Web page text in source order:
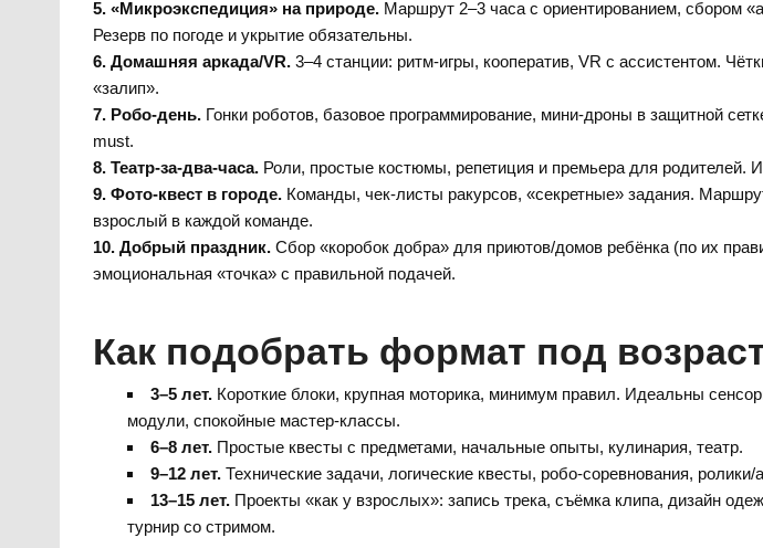
5. «Микроэкспедиция» на природе. Маршрут 2–3 часа с ориентированием, сбором
Резерв по погоде и укрытие обязательны.
6. Домашняя аркада/VR. 3–4 станции: ритм-игры, кооператив, VR с ассистентом.
«залип».
7. Робо-день. Гонки роботов, базовое программирование, мини-дроны в защитной
must.
8. Театр-за-два-часа. Роли, простые костюмы, репетиция и премьера для родителей.
9. Фото-квест в городе. Команды, чек-листы ракурсов, «секретные» задания.
взрослый в каждой команде.
10. Добрый праздник. Сбор «коробок добра» для приютов/домов ребёнка (по их
эмоциональная «точка» с правильной подачей.
Как подобрать формат под
3–5 лет.Короткие блоки, крупная моторика, минимум правил. Идеальны
модули, спокойные мастер-классы.
6–8 лет.Простые квесты с предметами, начальные опыты, кулинария, театр.
9–12 лет.Технические задачи, логические квесты, робо-соревнования, ролики/
13–15 лет.Проекты «как у взрослых»: запись трека, съёмка клипа, дизайн
турнир со стримом.